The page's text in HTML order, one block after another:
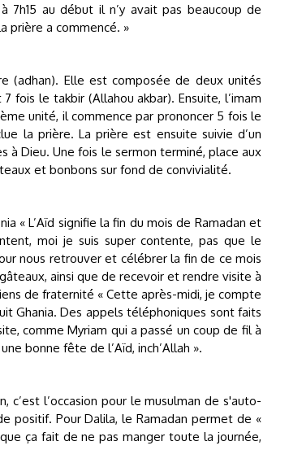
au début il n’y avait pas beaucoup de
prière a commencé. »
(adhan). Elle est composée de deux unités
fois le takbir (Allahou akbar). Ensuite, l’imam
unité, il commence par prononcer 5 fois le
la prière. La prière est ensuite suivie d’un
à Dieu. Une fois le sermon terminé, place aux
et bonbons sur fond de convivialité.
« L’Aïd signifie la fin du mois de Ramadan et
moi je suis super contente, pas que le
nous retrouver et célébrer la fin de ce mois
ainsi que de recevoir et rendre visite à
de fraternité « Cette après-midi, je compte
Ghania. Des appels téléphoniques sont faits
comme Myriam qui a passé un coup de fil à
bonne fête de l’Aïd, inch’Allah ».
l’occasion pour le musulman de s'auto-
positif. Pour Dalila, le Ramadan permet de «
ça fait de ne pas manger toute la journée,